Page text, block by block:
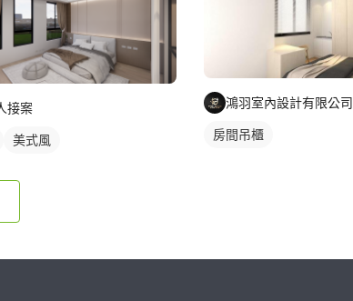
接案
美式風
鴻羽室內設計有限公司
房間吊櫃